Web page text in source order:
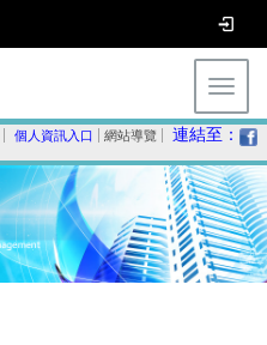
個人資訊入口 網站導覽 連結至：